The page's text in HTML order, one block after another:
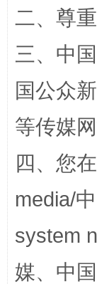
国家大
二、尊
三、中
国公众
等传媒
四、您
media/
system
媒、中